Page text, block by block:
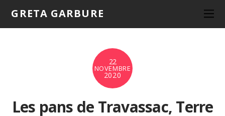
GRETA GARBURE
22
NOVEMBRE
2020
Les pans de Travassac, Terre